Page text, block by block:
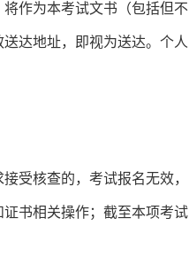
作为本考试文书（包括但不
达地址，即视为送达。个人
受核查的，考试报名无效，
书相关操作；截至本项考试